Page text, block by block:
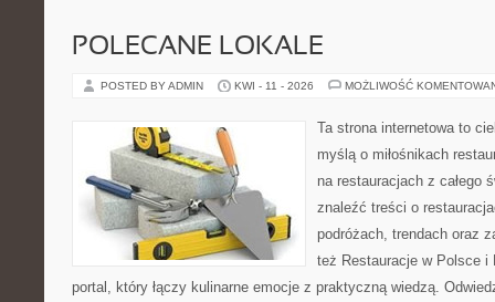
POLECANE LOKALE
POSTED BY ADMIN KWI - 11 - 2026 MOŻLIWOŚĆ
Ta strona internetowa to
myślą o miłośnikach
na restauracjach z całego
znaleźć treści o
podróżach, trendach oraz
też Restauracje w Polsce i
portal, który łączy kulinarne emocje z praktyczną wiedzą.